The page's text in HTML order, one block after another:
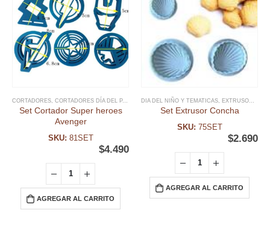
CORTADORES CORTADORES DÍA DEL PADRE DIA DEL NIÑO Y TEMATICAS DÍA DEL PADRE
Set Cortador Super heroes
Avenger
SKU: 81SET
$4.490
AGREGAR AL CARRITO
DIA DEL NIÑO Y TEMATICAS EXTRUSOR FONDANT
Set Extrusor Concha
SKU: 75SET
$2.690
AGREGAR AL CARRITO